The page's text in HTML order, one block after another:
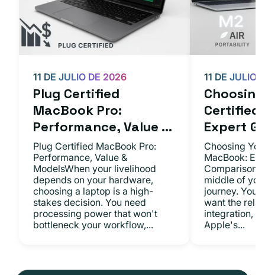
Plug Certified
MacBook Pro:
Performance, Value ...
11 DE JULIO DE 2026
Plug Certified MacBook Pro:
Performance, Value &
ModelsWhen your livelihood
depends on your hardware,
choosing a laptop is a high-
stakes decision. You need
processing power that won't
bottleneck your workflow,...
Certified
Expert
11 DE JULIO
Choosing
MacBook:
middle of
journey. You
want the
integration,
Apple's...